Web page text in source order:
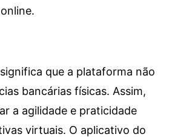
que a plataforma não
bancárias físicas. Assim,
a agilidade e praticidade
virtuais. O aplicativo do